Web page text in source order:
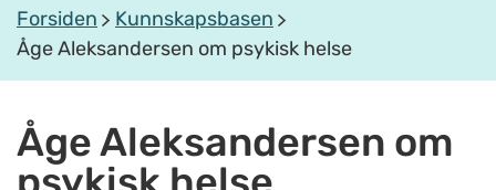
Forsiden
Kunnskapsbasen
Åge Aleksandersen om psykisk helse
Åge Aleksandersen om